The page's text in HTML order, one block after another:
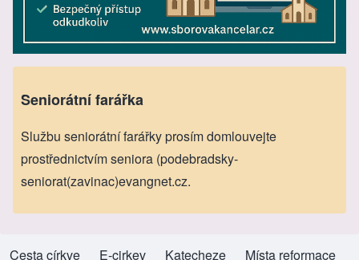
Seniorátní farářka
Službu seniorátní farářky prosím domlouvejte
prostřednictvím seniora (podebradsky-
seniorat(zavinac)evangnet.cz.
Cesta církve
(opens in new tab)E-cirkev
(opens in new tab)
Katecheze
(opens in new tab)Místa reformace
(opens in new tab)